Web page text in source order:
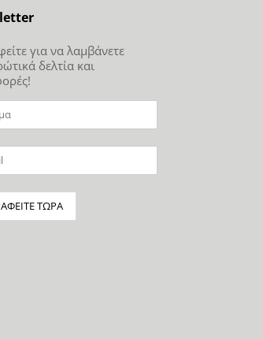
για να λαμβάνετε
δελτία και